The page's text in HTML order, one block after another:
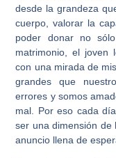
desde la grandeza
cuerpo, valorar la
poder donar no
matrimonio, el joven
con una mirada de
grandes que
errores y somos
mal. Por eso cada
ser una dimensión de
anuncio llena de